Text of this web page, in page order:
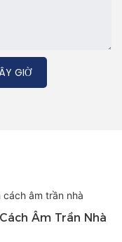
GIỜ
Âm Trần Nhà